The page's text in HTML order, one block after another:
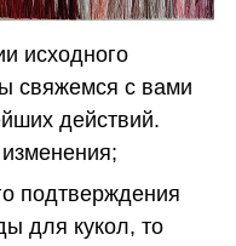
исходного
свяжемся с вами
действий.
подтверждения
для кукол, то